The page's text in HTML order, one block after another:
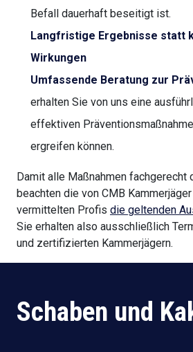
Befall dauerhaft beseitigt ist.
Langfristige Ergebnisse statt
Wirkungen
Umfassende Beratung zur
erhalten Sie von uns eine
effektiven
ergreifen können.
Damit alle Maßnahmen fachgerecht
beachten die von CMB
vermittelten Profis die geltenden
Sie erhalten also ausschließlich
und zertifizierten Kammerjägern.
Schaben und